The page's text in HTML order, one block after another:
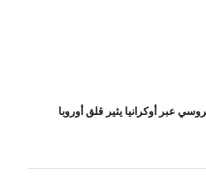
عبر أوكرانيا يثير قلق أوروبا